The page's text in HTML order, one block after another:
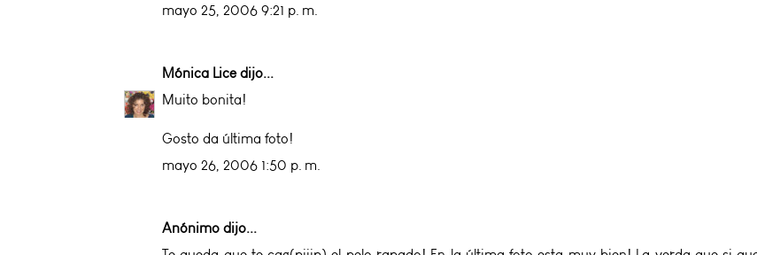
mayo 25, 2006 9:21 p. m.
Mónica Licedijo...
Muito bonita!
Gosto da última foto!
mayo 26, 2006 1:50 p. m.
Anónimo dijo...